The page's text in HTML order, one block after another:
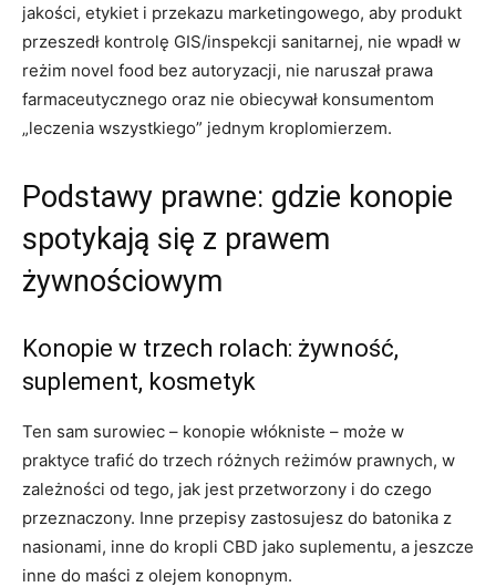
jakości, etykiet i przekazu marketingowego, aby produkt
przeszedł kontrolę GIS/inspekcji sanitarnej, nie wpadł w
reżim novel food bez autoryzacji, nie naruszał prawa
farmaceutycznego oraz nie obiecywał konsumentom
„leczenia wszystkiego” jednym kroplomierzem.
Podstawy prawne: gdzie konopie
spotykają się z prawem
żywnościowym
Konopie w trzech rolach: żywność,
suplement, kosmetyk
Ten sam surowiec – konopie włókniste – może w
praktyce trafić do trzech różnych reżimów prawnych, w
zależności od tego, jak jest przetworzony i do czego
przeznaczony. Inne przepisy zastosujesz do batonika z
nasionami, inne do kropli CBD jako suplementu, a jeszcze
inne do maści z olejem konopnym.